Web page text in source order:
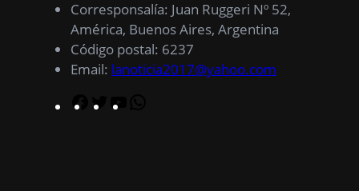
Corresponsalía: Juan Ruggeri Nº 52,
América, Buenos Aires, Argentina
Código postal: 6237
Email: lanoticia2017@yahoo.com
F
T